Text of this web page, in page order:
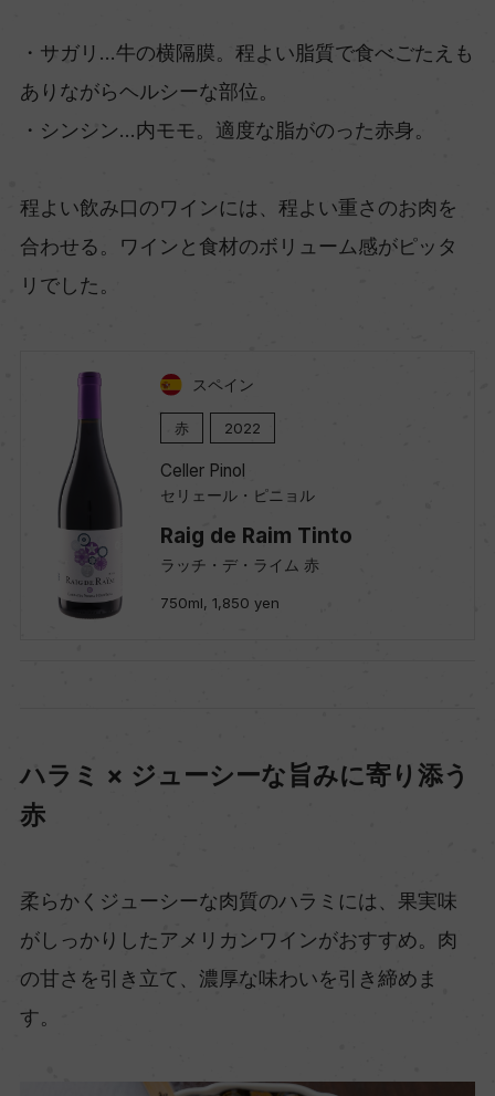
・サガリ…牛の横隔膜。程よい脂質で食べごたえも
ありながらヘルシーな部位。
・シンシン…内モモ。適度な脂がのった赤身。
程よい飲み口のワインには、程よい重さのお肉を
合わせる。ワインと食材のボリューム感がピッタ
リでした。
スペイン
赤 2022
Celler Pinol
セリェール・ピニョル
Raig de Raim Tinto
ラッチ・デ・ライム 赤
750ml, 1,850 yen
ハラミ × ジューシーな旨みに寄り添う
赤
柔らかくジューシーな肉質のハラミには、果実味
がしっかりしたアメリカンワインがおすすめ。肉
の甘さを引き立て、濃厚な味わいを引き締めま
す。